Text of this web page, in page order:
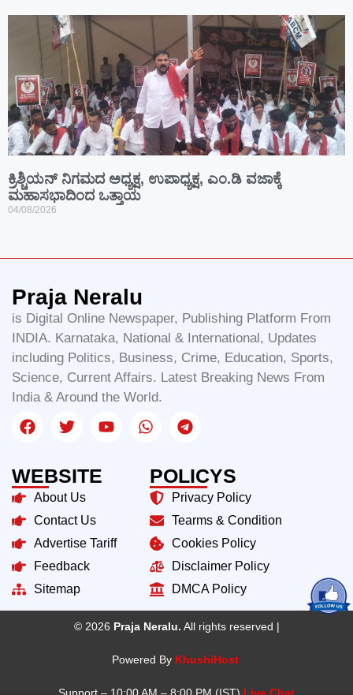
ಕ್ರಿಶ್ಚಿಯನ್ ನಿಗಮದ ಅಧ್ಯಕ್ಷ, ಉಪಾಧ್ಯಕ್ಷ, ಎಂ.ಡಿ ವಜಾಕ್ಕೆ
ಮಹಾಸಭಾದಿಂದ ಒತ್ತಾಯ
04/08/2026
Praja Neralu
is Digital Online Newspaper, Publishing Platform From
INDIA. Karnataka, National & International, Updates
including Politics, Business, Crime, Education, Sports,
Science, Current Affairs. Latest Breaking News From
India & Around the World.
WEBSITE
About Us
Contact Us
Advertise Tariff
Feedback
Sitemap
POLICYS
Privacy Policy
Tearms & Condition
Cookies Policy
Disclaimer Policy
DMCA Policy
© 2026 Praja Neralu. All rights reserved |
Powered By KhushiHost